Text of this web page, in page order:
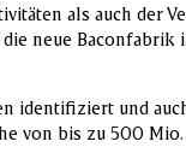
als auch der
neue
identifiziert und
von bis zu 500 Mio.